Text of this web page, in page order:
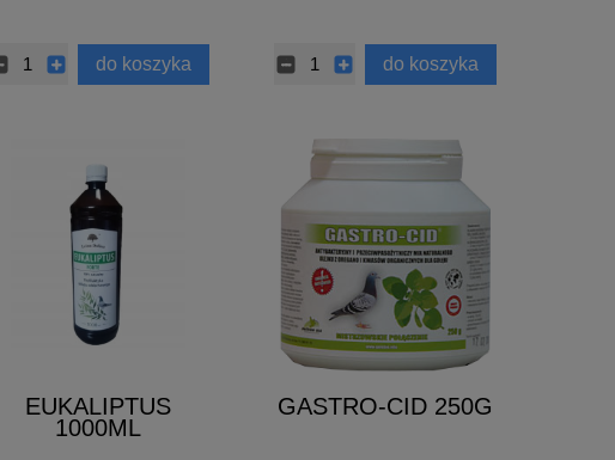
do koszyka do koszyka
EUKALIPTUS
1000ML
GASTRO-CID 250G